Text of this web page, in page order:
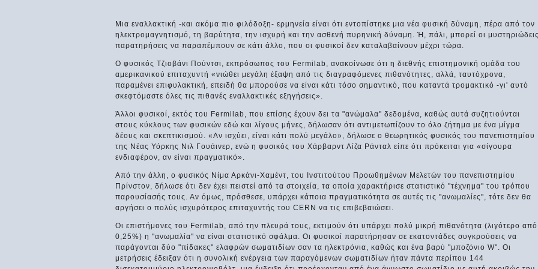
Μια εναλλακτική -και ακόμα πιο φιλόδοξη- ερμηνεία είναι ότι εντοπίστηκε μια νέα φυσική δύναμη, πέρα από τον
ηλεκτρομαγνητισμό, τη βαρύτητα, την ισχυρή και την ασθενή πυρηνική δύναμη. Ή, πάλι, μπορεί οι
παρατηρήσεις να παραπέμπουν σε κάτι άλλο, που οι φυσικοί δεν καταλαβαίνουν μέχρι τώρα.
Ο φυσικός Τζιοβάνι Πούντσι, εκπρόσωπος του Fermilab, ανακοίνωσε ότι η διεθνής επιστημονική ομάδα του
αμερικανικού επιταχυντή «νιώθει μεγάλη έξαψη από τις διαγραφόμενες πιθανότητες, αλλά, ταυτόχρονα,
παραμένει επιφυλακτική, επειδή θα μπορούσε να είναι κάτι τόσο σημαντικό, που καταντά τρομακτικό -γι' αυτό
σκεφτόμαστε όλες τις πιθανές εναλλακτικές εξηγήσεις».
Άλλοι φυσικοί, εκτός του Fermilab, που επίσης έχουν δει τα "ανώμαλα" δεδομένα, καθώς αυτά συζητιούνται
στους κύκλους των φυσικών εδώ και λίγους μήνες, δήλωσαν ότι αντιμετωπίζουν το όλο ζήτημα με ένα μίγμα
δέους και σκεπτικισμού. «Αν ισχύει, είναι κάτι πολύ μεγάλο», δήλωσε ο θεωρητικός φυσικός του πανεπιστημίου
της Νέας Υόρκης Νιλ Γουάινερ, ενώ η φυσικός του Χάρβαρντ Λίζα Ράνταλ είπε ότι πρόκειται για «σίγουρα
ενδιαφέρον, αν είναι πραγματικό».
Από την άλλη, ο φυσικός Νίμα Αρκάνι-Χαμέντ, του Ινστιτούτου Προωθημένων Μελετών του πανεπιστημίου
Πρίνστον, δήλωσε ότι δεν έχει πειστεί από τα στοιχεία, τα οποία χαρακτήρισε στατιστικό "τέχνημα" του τρόπου
παρουσίασής τους. Αν όμως, πρόσθεσε, υπάρχει κάποια πραγματικότητα σε αυτές τις "ανωμαλίες", τότε δεν θα
αργήσει ο πολύς ισχυρότερος επιταχυντής του CERN να τις επιβεβαιώσει.
Οι επιστήμονες του Fermilab, από την πλευρά τους, εκτιμούν ότι υπάρχει πολύ μικρή πιθανότητα (λιγότερο από
0,25%) η "ανωμαλία" να είναι στατιστικό σφάλμα. Οι φυσικοί παρατήρησαν σε εκατοντάδες συγκρούσεις να
παράγονται δύο "πίδακες" ελαφρών σωματιδίων σαν τα ηλεκτρόνια, καθώς και ένα βαρύ "μποζόνιο W". Οι
μετρήσεις έδειξαν ότι η συνολική ενέργεια των παραγόμενων σωματιδίων ήταν πάντα περίπου 144